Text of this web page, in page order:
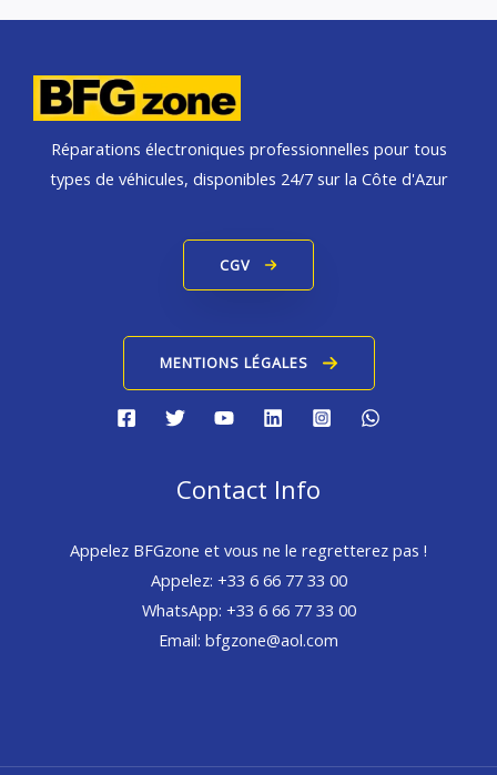
Réparations électroniques professionnelles pour tous
types de véhicules, disponibles 24/7 sur la Côte d'Azur
CGV
MENTIONS LÉGALES
Contact Info
Appelez BFGzone et vous ne le regretterez pas !
Appelez: +33 6 66 77 33 00
WhatsApp: +33 6 66 77 33 00
Email: bfgzone@aol.com